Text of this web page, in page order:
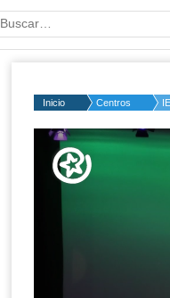
Palabra o frase:
Inicio Centros
Volume
50%